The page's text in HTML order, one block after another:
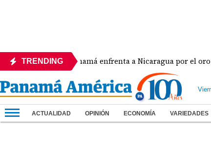
TRENDINGPanamá enfrenta a Nicaragua por el oro en
ACTUALIDAD OPINIÓN ECONOMÍA VARIEDADES